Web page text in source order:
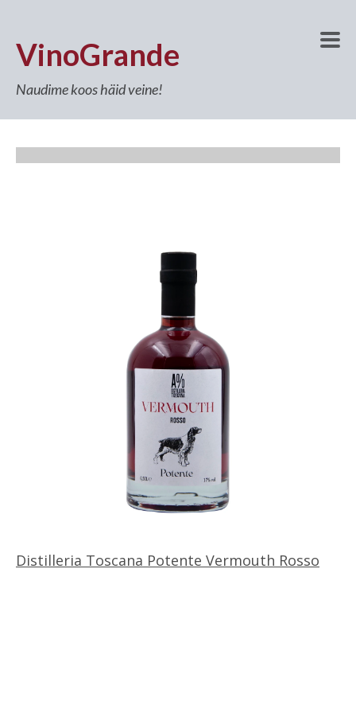
VinoGrande
Naudime koos häid veine!
Distilleria Toscana Potente Vermouth Rosso